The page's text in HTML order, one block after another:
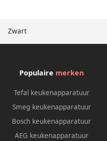
Zwart
Populaire merken
Tefal keukenapparatuur
Smeg keukenapparatuur
Bosch keukenapparatuur
AEG keukenapparatuur